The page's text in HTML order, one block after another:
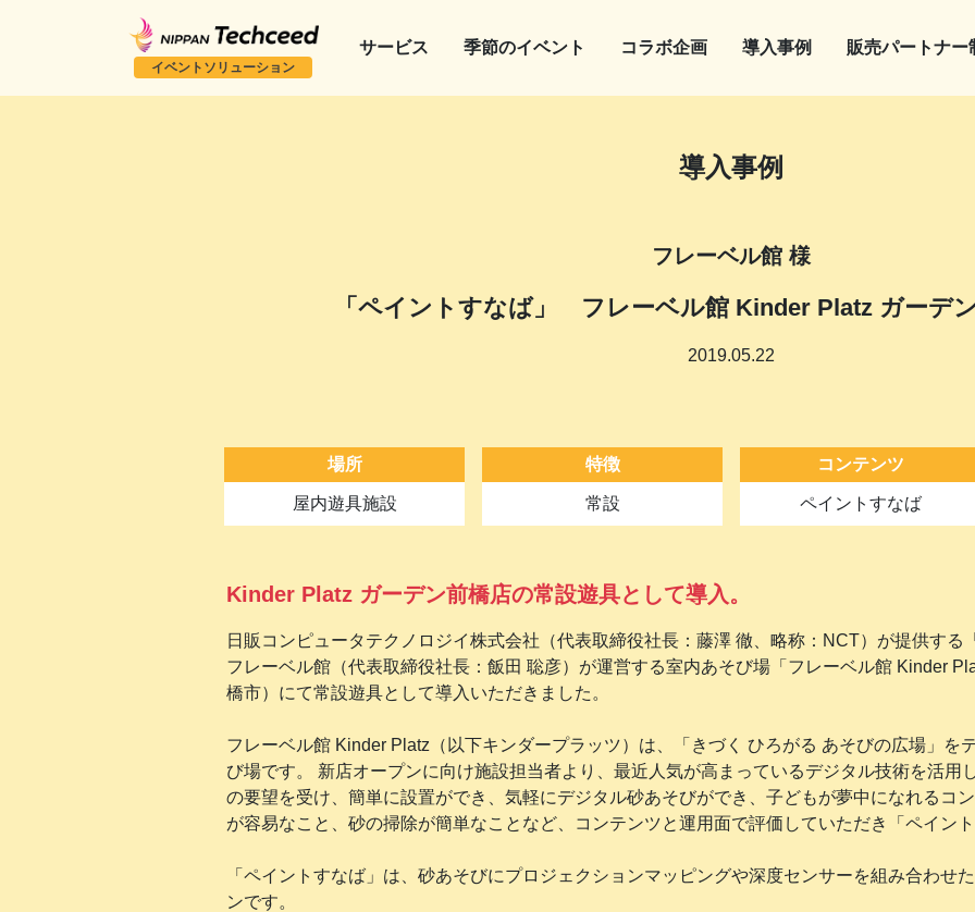
イベントソリューション
サービス 季節のイベント コラボ企画 導入事例 販売パートナー
導入事例
フレーベル館 様
「ペイントすなば」 フレーベル館 Kinder Platz ガーデ
2019.05.22
場所
屋内遊具施設
特徴
常設
コンテンツ
ペイントすなば
Kinder Platz ガーデン前橋店の常設遊具として導入。
日販コンピュータテクノロジイ株式会社（代表取締役社長：藤澤 徹、略称：NCT）が提供する
フレーベル館（代表取締役社長：飯田 聡彦）が運営する室内あそび場「フレーベル館 Kinder
橋市）にて常設遊具として導入いただきました。
フレーベル館 Kinder Platz（以下キンダープラッツ）は、「きづく ひろがる あそびの広場」を
び場です。 新店オープンに向け施設担当者より、最近人気が高まっているデジタル技術を活用
の要望を受け、簡単に設置ができ、気軽にデジタル砂あそびができ、子どもが夢中になれるコ
が容易なこと、砂の掃除が簡単なことなど、コンテンツと運用面で評価していただき「ペイン
「ペイントすなば」は、砂あそびにプロジェクションマッピングや深度センサーを組み合わせ
ンです。